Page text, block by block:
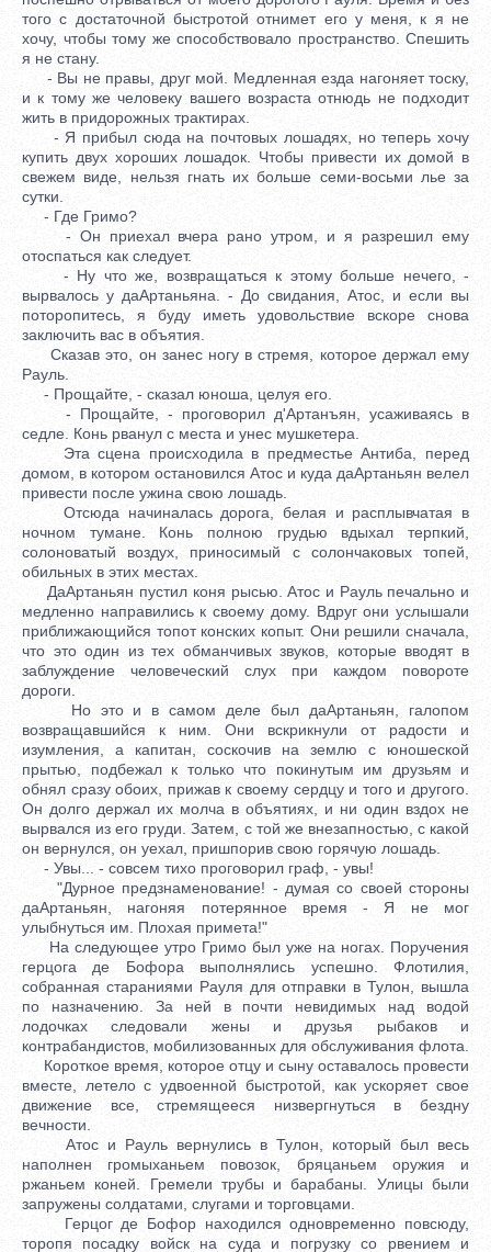
того с достаточной быстротой отнимет его у меня, к я не
хочу, чтобы тому же способствовало пространство. Спешить
я не стану.
- Вы не правы, друг мой. Медленная езда нагоняет тоску,
и к тому же человеку вашего возраста отнюдь не подходит
жить в придорожных трактирах.
- Я прибыл сюда на почтовых лошадях, но теперь хочу
купить двух хороших лошадок. Чтобы привести их домой в
свежем виде, нельзя гнать их больше семи-восьми лье за
сутки.
- Где Гримо?
- Он приехал вчера рано утром, и я разрешил ему
отоспаться как следует.
- Ну что же, возвращаться к этому больше нечего, -
вырвалось у даАртаньяна. - До свидания, Атос, и если вы
поторопитесь, я буду иметь удовольствие вскоре снова
заключить вас в объятия.
Сказав это, он занес ногу в стремя, которое держал ему
Рауль.
- Прощайте, - сказал юноша, целуя его.
- Прощайте, - проговорил д'Артанъян, усаживаясь в
седле. Конь рванул с места и унес мушкетера.
Эта сцена происходила в предместье Антиба, перед
домом, в котором остановился Атос и куда даАртаньян велел
привести после ужина свою лошадь.
Отсюда начиналась дорога, белая и расплывчатая в
ночном тумане. Конь полною грудью вдыхал терпкий,
солоноватый воздух, приносимый с солончаковых топей,
обильных в этих местах.
ДаАртаньян пустил коня рысью. Атос и Рауль печально и
медленно направились к своему дому. Вдруг они услышали
приближающийся топот конских копыт. Они решили сначала,
что это один из тех обманчивых звуков, которые вводят в
заблуждение человеческий слух при каждом повороте
дороги.
Но это и в самом деле был даАртаньян, галопом
возвращавшийся к ним. Они вскрикнули от радости и
изумления, а капитан, соскочив на землю с юношеской
прытью, подбежал к только что покинутым им друзьям и
обнял сразу обоих, прижав к своему сердцу и того и другого.
Он долго держал их молча в объятиях, и ни один вздох не
вырвался из его груди. Затем, с той же внезапностью, с какой
он вернулся, он уехал, пришпорив свою горячую лошадь.
- Увы... - совсем тихо проговорил граф, - увы!
"Дурное предзнаменование! - думая со своей стороны
даАртаньян, нагоняя потерянное время - Я не мог
улыбнуться им. Плохая примета!"
На следующее утро Гримо был уже на ногах. Поручения
герцога де Бофора выполнялись успешно. Флотилия,
собранная стараниями Рауля для отправки в Тулон, вышла
по назначению. За ней в почти невидимых над водой
лодочках следовали жены и друзья рыбаков и
контрабандистов, мобилизованных для обслуживания флота.
Короткое время, которое отцу и сыну оставалось провести
вместе, летело с удвоенной быстротой, как ускоряет свое
движение все, стремящееся низвергнуться в бездну
вечности.
Атос и Рауль вернулись в Тулон, который был весь
наполнен громыханьем повозок, бряцаньем оружия и
ржаньем коней. Гремели трубы и барабаны. Улицы были
запружены солдатами, слугами и торговцами.
Герцог де Бофор находился одновременно повсюду,
торопя посадку войск на суда и погрузку со рвением и